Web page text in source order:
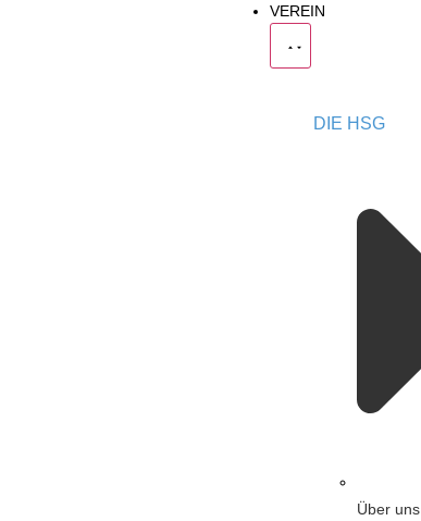
VEREIN
DIE HSG
Über uns